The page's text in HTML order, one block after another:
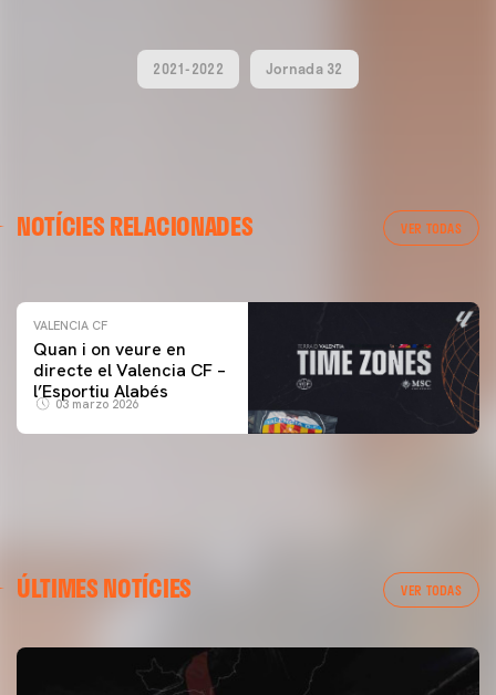
2021-2022 Jornada 32
NOTÍCIES RELACIONADES VER TODAS
ENTRENAMENT DEL VALENCIA CF 04/03/26
VALENCIA CF
Quan i on veure en
directe el Valencia CF –
l’Esportiu Alabés
03 marzo 2026
ÚLTIMES NOTÍCIES VER TODAS